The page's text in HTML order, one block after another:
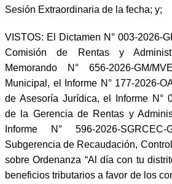
Sesión Extraordinaria de la fecha; y;
VISTOS: El Dictamen N° 003-2026-
Comisión de Rentas y
Memorando N° 656-2026-GM/
Municipal, el Informe N° 177-2026-
de Asesoría Jurídica, el Informe N°
de la Gerencia de Rentas y
Informe N° 596-2026-
Subgerencia de Recaudación,
sobre Ordenanza “Al día con tu
beneficios tributarios a favor de los